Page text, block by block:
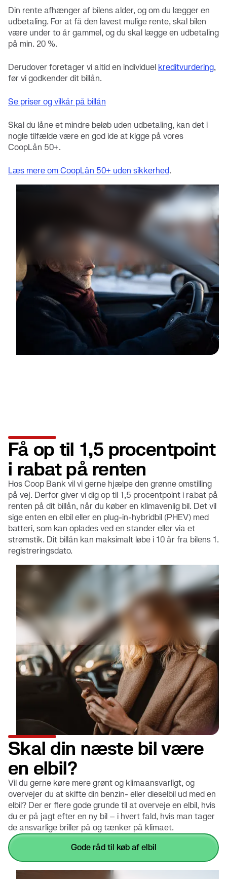
Din rente afhænger af bilens alder, og om du lægger en
udbetaling. For at få den lavest mulige rente, skal bilen
være under to år gammel, og du skal lægge en udbetaling
på min. 20 %.
Derudover foretager vi altid en individuel kreditvurdering,
før vi godkender dit billån.
Se priser og vilkår på billån
Skal du låne et mindre beløb uden udbetaling, kan det i
nogle tilfælde være en god ide at kigge på vores
CoopLån 50+.
Læs mere om CoopLån 50+ uden sikkerhed.
Få op til 1,5 procentpoint
i rabat på renten
Hos Coop Bank vil vi gerne hjælpe den grønne omstilling
på vej. Derfor giver vi dig op til 1,5 procentpoint i rabat på
renten på dit billån, når du køber en klimavenlig bil. Det vil
sige enten en elbil eller en plug-in-hybridbil (PHEV) med
batteri, som kan oplades ved en stander eller via et
strømstik. Dit billån kan maksimalt løbe i 10 år fra bilens 1.
registreringsdato.
Skal din næste bil være
en elbil?
Vil du gerne køre mere grønt og klimaansvarligt, og
overvejer du at skifte din benzin- eller dieselbil ud med en
elbil? Der er flere gode grunde til at overveje en elbil, hvis
du er på jagt efter en ny bil – i hvert fald, hvis man tager
de ansvarlige briller på og tænker på klimaet.
gode råd til køb af elbil